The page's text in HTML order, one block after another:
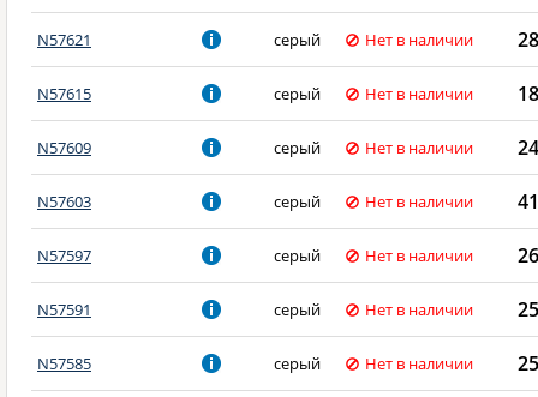
N57621 серый Нет в наличии
N57615 серый Нет в наличии
N57609 серый Нет в наличии
N57603 серый Нет в наличии
N57597 серый Нет в наличии
N57591 серый Нет в наличии
N57585 серый Нет в наличии